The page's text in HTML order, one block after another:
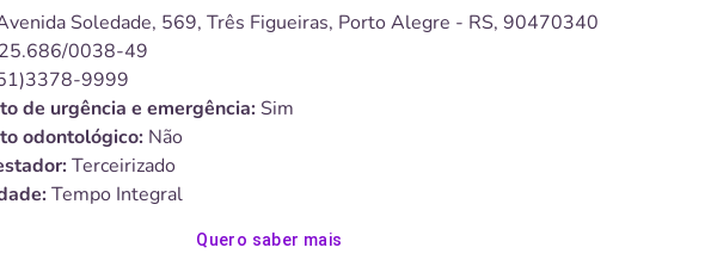
Soledade, 569, Três Figueiras, Porto Alegre - RS, 90470340
0038-49
9999
de urgência e emergência: Sim
odontológico: Não
Terceirizado
Tempo Integral
Quero saber mais